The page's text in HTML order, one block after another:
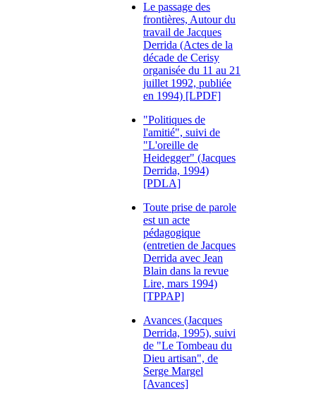
Le passage des
frontières, Autour du
travail de Jacques
Derrida (Actes de la
décade de Cerisy
organisée du 11 au 21
juillet 1992, publiée
en 1994) [LPDF]
"Politiques de
l'amitié", suivi de
"L'oreille de
Heidegger" (Jacques
Derrida, 1994)
[PDLA]
Toute prise de parole
est un acte
pédagogique
(entretien de Jacques
Derrida avec Jean
Blain dans la revue
Lire, mars 1994)
[TPPAP]
Avances (Jacques
Derrida, 1995), suivi
de "Le Tombeau du
Dieu artisan", de
Serge Margel
[Avances]